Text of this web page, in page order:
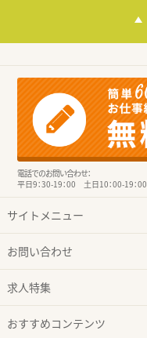
電話でのお問い合わせ：
平日9：30-19：00 土日10：00-19：00
サイトメニュー
お問い合わせ
求人特集
おすすめコンテンツ